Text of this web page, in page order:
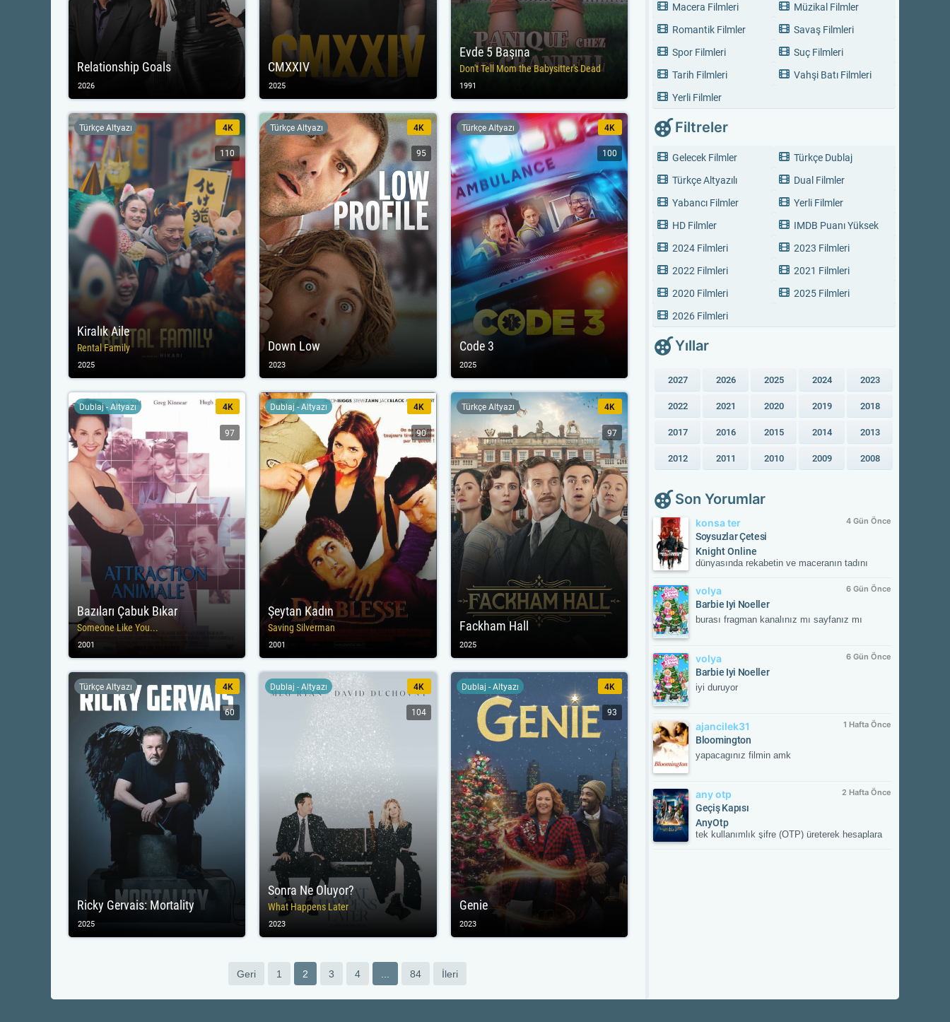
Relationship Goals
2026
CMXXIV
2025
Evde 5 Başına
Don't Tell Mom the Babysitter's Dead
1991
Kiralık Aile
Rental Family
Türkçe Altyazı 4K
110
2025
Down Low
Türkçe Altyazı 4K
95
2023
Code 3
Türkçe Altyazı 4K
100
2025
Bazıları Çabuk Bıkar
Someone Like You...
Dublaj - Altyazı 4K
97
2001
Şeytan Kadın
Saving Silverman
Dublaj - Altyazı 4K
90
2001
Fackham Hall
Türkçe Altyazı 4K
97
2025
Ricky Gervais: Mortality
Türkçe Altyazı 4K
60
2025
Sonra Ne Oluyor?
What Happens Later
Dublaj - Altyazı 4K
104
2023
Genie
Dublaj - Altyazı 4K
93
2023
Geri 1 2 3 4 ... 84 İleri
Macera Filmleri
Müzikal Filmler
Romantik Filmler
Savaş Filmleri
Spor Filmleri
Suç Filmleri
Tarih Filmleri
Vahşi Batı Filmleri
Yerli Filmler
Filtreler
Gelecek Filmler
Türkçe Dublaj
Türkçe Altyazılı
Dual Filmler
Yabancı Filmler
Yerli Filmler
HD Filmler
IMDB Puanı Yüksek
2024 Filmleri
2023 Filmleri
2022 Filmleri
2021 Filmleri
2020 Filmleri
2025 Filmleri
2026 Filmleri
Yıllar
2027 2026 2025 2024 2023
2022 2021 2020 2019 2018
2017 2016 2015 2014 2013
2012 2011 2010 2009 2008
Son Yorumlar
konsa ter 4 Gün Önce
Soysuzlar Çetesi
Knight Online
dünyasında rekabetin ve maceranın tadını
kesintisiz oyun deneyimiyle savaşın
merkezinde yerini al. Güncel gelişmeleri takip
etmek ve resmi içeriklere ulaşmak için
NTTGame platformunu ziyaret edebilir,
volya 6 Gün Önce
Barbie Iyi Noeller
burası fragman kanalınız mı sayfanız mı
volya 6 Gün Önce
Barbie Iyi Noeller
iyi duruyor
ajancilek31 1 Hafta Önce
Bloomington
yapacagınız filmin amk
any otp 2 Hafta Önce
Geçiş Kapısı
AnyOtp
tek kullanımlık şifre (OTP) üreterek hesaplara